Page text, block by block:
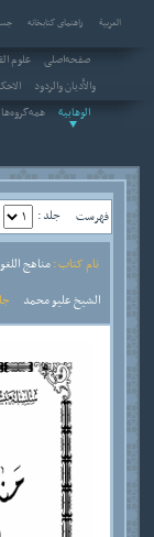
العربیة راهنمای کتابخانه
صفحه‌اصلی علوم
والأديان والردود
الوهابية
همه‌گروه‌ها
فهرست جلد :
نام کتاب :مناهج
الشيخ عليو محمد